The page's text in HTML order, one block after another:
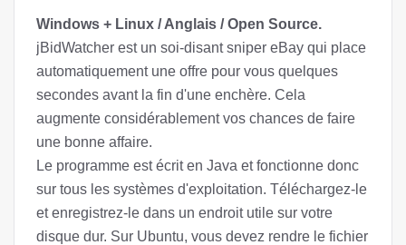
Windows + Linux / Anglais / Open Source.
jBidWatcher est un soi-disant sniper eBay qui place
automatiquement une offre pour vous quelques
secondes avant la fin d'une enchère. Cela
augmente considérablement vos chances de faire
une bonne affaire.
Le programme est écrit en Java et fonctionne donc
sur tous les systèmes d'exploitation. Téléchargez-le
et enregistrez-le dans un endroit utile sur votre
disque dur. Sur Ubuntu, vous devez rendre le fichier